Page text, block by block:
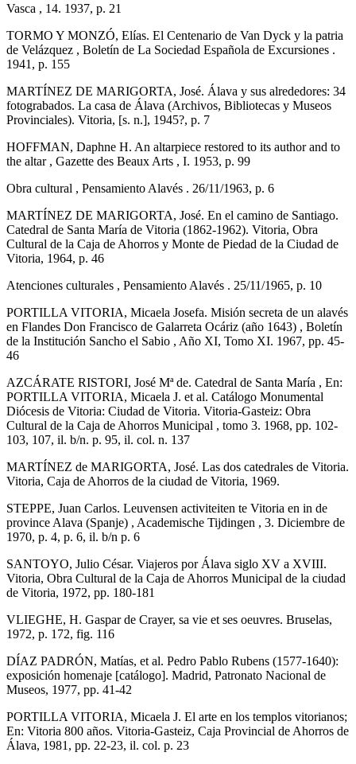
Vasca , 14. 1937, p. 21
TORMO Y MONZÓ, Elías. El Centenario de Van Dyck y la patria
de Velázquez , Boletín de La Sociedad Española de Excursiones .
1941, p. 155
MARTÍNEZ DE MARIGORTA, José. Álava y sus alrededores: 34
fotograbados. La casa de Álava (Archivos, Bibliotecas y Museos
Provinciales). Vitoria, [s. n.], 1945?, p. 7
HOFFMAN, Daphne H. An altarpiece restored to its author and to
the altar , Gazette des Beaux Arts , I. 1953, p. 99
Obra cultural , Pensamiento Alavés . 26/11/1963, p. 6
MARTÍNEZ DE MARIGORTA, José. En el camino de Santiago.
Catedral de Santa María de Vitoria (1862-1962). Vitoria, Obra
Cultural de la Caja de Ahorros y Monte de Piedad de la Ciudad de
Vitoria, 1964, p. 46
Atenciones culturales , Pensamiento Alavés . 25/11/1965, p. 10
PORTILLA VITORIA, Micaela Josefa. Misión secreta de un alavés
en Flandes Don Francisco de Galarreta Ocáriz (año 1643) , Boletín
de la Institución Sancho el Sabio , Año XI, Tomo XI. 1967, pp. 45-
46
AZCÁRATE RISTORI, José Mª de. Catedral de Santa María , En:
PORTILLA VITORIA, Micaela J. et al. Catálogo Monumental
Diócesis de Vitoria: Ciudad de Vitoria. Vitoria-Gasteiz: Obra
Cultural de la Caja de Ahorros Municipal , tomo 3. 1968, pp. 102-
103, 107, il. b/n. p. 95, il. col. n. 137
MARTÍNEZ de MARIGORTA, José. Las dos catedrales de Vitoria.
Vitoria, Caja de Ahorros de la ciudad de Vitoria, 1969.
STEPPE, Juan Carlos. Leuvensen activiteiten te Vitoria en in de
province Alava (Spanje) , Academische Tijdingen , 3. Diciembre de
1970, p. 4, p. 6, il. b/n p. 6
SANTOYO, Julio César. Viajeros por Álava siglo XV a XVIII.
Vitoria, Obra Cultural de la Caja de Ahorros Municipal de la ciudad
de Vitoria, 1972, pp. 180-181
VLIEGHE, H. Gaspar de Crayer, sa vie et ses oeuvres. Bruselas,
1972, p. 172, fig. 116
DÍAZ PADRÓN, Matías, et al. Pedro Pablo Rubens (1577-1640):
exposición homenaje [catálogo]. Madrid, Patronato Nacional de
Museos, 1977, pp. 41-42
PORTILLA VITORIA, Micaela J. El arte en los templos vitorianos;
En: Vitoria 800 años. Vitoria-Gasteiz, Caja Provincial de Ahorros de
Álava, 1981, pp. 22-23, il. col. p. 23